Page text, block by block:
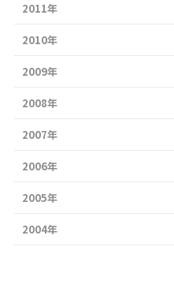
2011年
2010年
2009年
2008年
2007年
2006年
2005年
2004年